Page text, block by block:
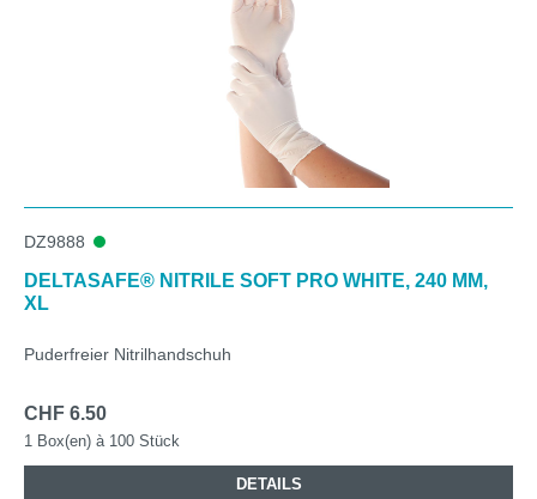
DZ9888
DELTASAFE® NITRILE SOFT PRO WHITE, 240 MM,
XL
Puderfreier Nitrilhandschuh
CHF 6.50
1 Box(en) à 100 Stück
DETAILS